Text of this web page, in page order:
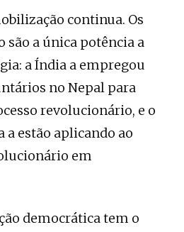
continua. Os
são a única potência a
a Índia a empregou
no Nepal para
revolucionário, e o
a estão aplicando ao
em
democrática tem o